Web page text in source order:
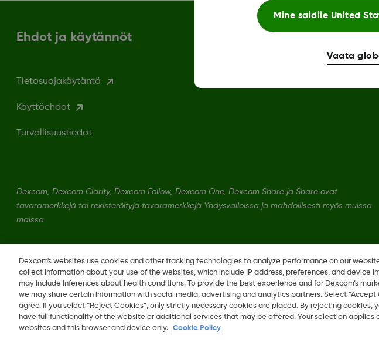
Ehdot ja käytännöt
Tietosuojakäytäntö
Käyttöehdot
Turvallisuustiedot
Dexcom, Dexcom Clarity, Dexcom Follow, Dexcom One, Dexcom Share ja Share ovat
tavaramerkkejä tai rekisteröityjä tavaramerkkejä Yhdysvalloissa ja mahdollisesti myös muissa
maissa
LBL016375 Rev001
FI
Vaihda aluetta
Dexcom's websites use cookies and other tracking technologies to analyze performance on our
collect information about your use of the websites, which include IP address, preferences, and device
may include inferences about health conditions. To provide the best experience and for Dexcom’s
we may share certain information with social media, advertising and analytics partners. Select “Accept
agree. If you select “Reject Cookies”, only strictly necessary cookies are placed. By rejecting cookies,
have full functionality of the website or additional services that may be offered. Your selection applies
websites and this browser and device only.
Cookie Policy
Mine saidile United
Vaata